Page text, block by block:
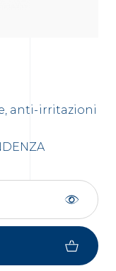
anti-irritazioni